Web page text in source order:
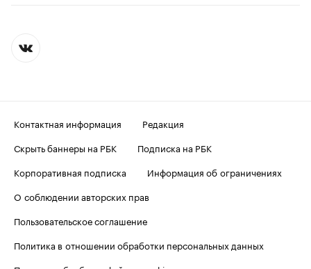
Контактная информация
Редакция
Скрыть баннеры на РБК
Подписка на РБК
Корпоративная подписка
Информация об ограничениях
О соблюдении авторских прав
Пользовательское соглашение
Политика в отношении обработки персональных данных